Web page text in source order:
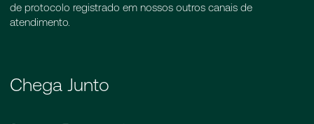
de protocolo registrado em nossos outros canais de
atendimento.
Chega Junto